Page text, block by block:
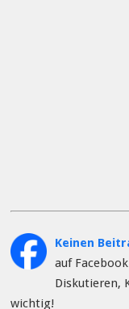
Keinen
auf
Diskutieren,
wichtig!